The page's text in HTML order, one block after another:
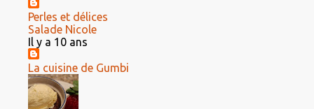
Perles et délices
Salade Nicole
Il y a 10 ans
La cuisine de Gumbi